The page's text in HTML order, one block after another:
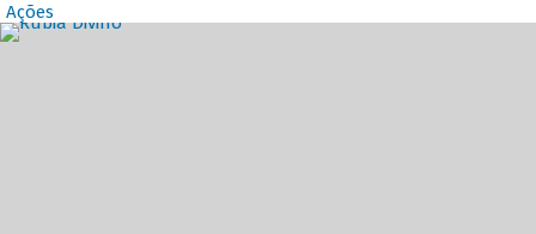
Ações
Destaques